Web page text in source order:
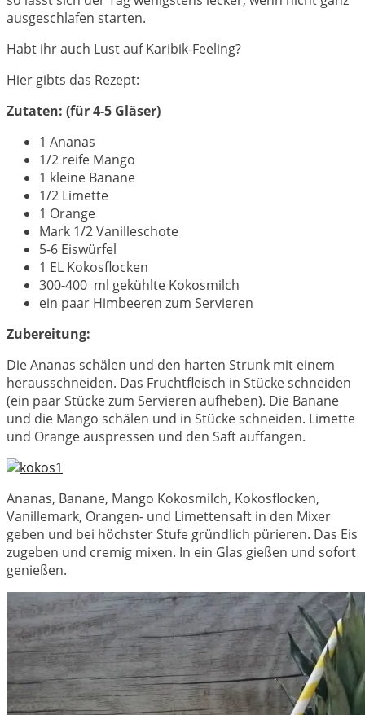
ausgeschlafen starten.
Habt ihr auch Lust auf Karibik-Feeling?
Hier gibts das Rezept:
Zutaten: (für 4-5 Gläser)
1 Ananas
1/2 reife Mango
1 kleine Banane
1/2 Limette
1 Orange
Mark 1/2 Vanilleschote
5-6 Eiswürfel
1 EL Kokosflocken
300-400 ml gekühlte Kokosmilch
ein paar Himbeeren zum Servieren
Zubereitung:
Die Ananas schälen und den harten Strunk mit einem
herausschneiden. Das Fruchtfleisch in Stücke schneiden
(ein paar Stücke zum Servieren aufheben). Die Banane
und die Mango schälen und in Stücke schneiden. Limette
und Orange auspressen und den Saft auffangen.
Ananas, Banane, Mango Kokosmilch, Kokosflocken,
Vanillemark, Orangen- und Limettensaft in den Mixer
geben und bei höchster Stufe gründlich pürieren. Das Eis
zugeben und cremig mixen. In ein Glas gießen und sofort
genießen.